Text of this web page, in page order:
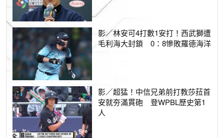
影／林安可4打數1安打！西武獅遭
毛利海大封鎖 0：8慘敗羅德海洋
影／超猛！中信兄弟前打教莎菈首
安就夯滿貫砲 登WPBL歷史第1
人